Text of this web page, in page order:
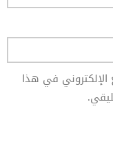
الإلكتروني في هذا